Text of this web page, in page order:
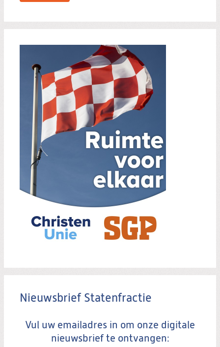
Nieuwsbrief Statenfractie
Vul uw emailadres in om onze digitale
nieuwsbrief te ontvangen: